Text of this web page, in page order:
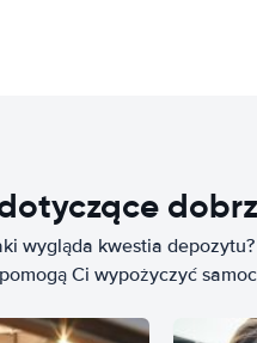
wygląda kwestia
Ci wypożyczyć